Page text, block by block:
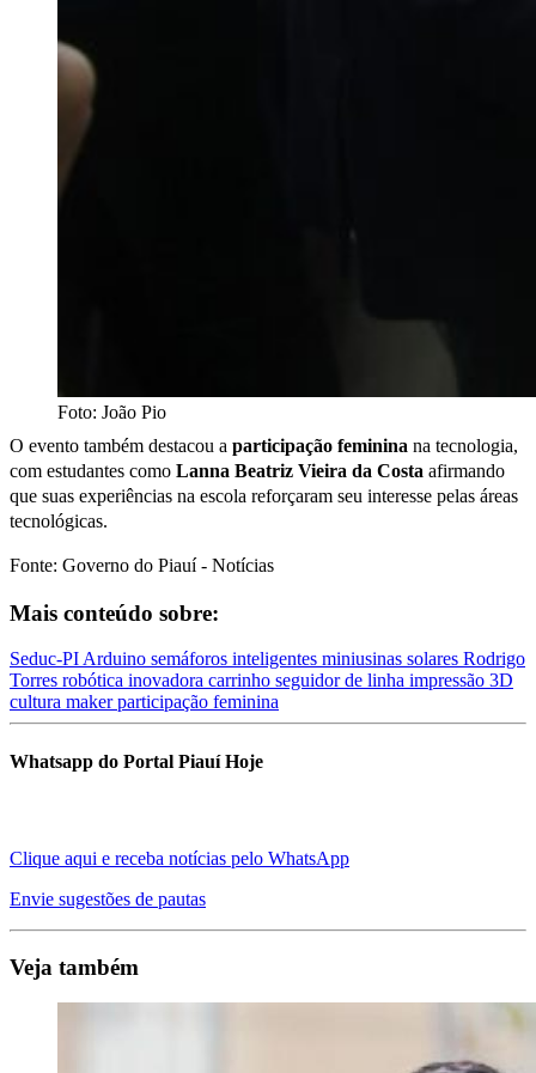
Foto: João Pio
O evento também destacou a participação feminina na tecnologia,
com estudantes como Lanna Beatriz Vieira da Costa afirmando
que suas experiências na escola reforçaram seu interesse pelas áreas
tecnológicas.
Fonte: Governo do Piauí - Notícias
Mais conteúdo sobre:
Seduc-PI Arduino semáforos inteligentes miniusinas solares Rodrigo
Torres robótica inovadora carrinho seguidor de linha impressão 3D
cultura makerparticipação feminina
Whatsapp do Portal Piauí Hoje
Clique aqui e receba notícias pelo WhatsApp
Envie sugestões de pautas
Veja também